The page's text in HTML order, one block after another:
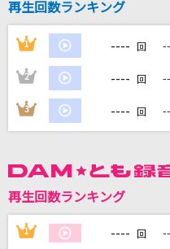
EXILE
カラオケ最
再生回数ランキング
1 ---- 回
2 ---- 回
3 ---- 回
再生回数ランキング
1 ---- 回